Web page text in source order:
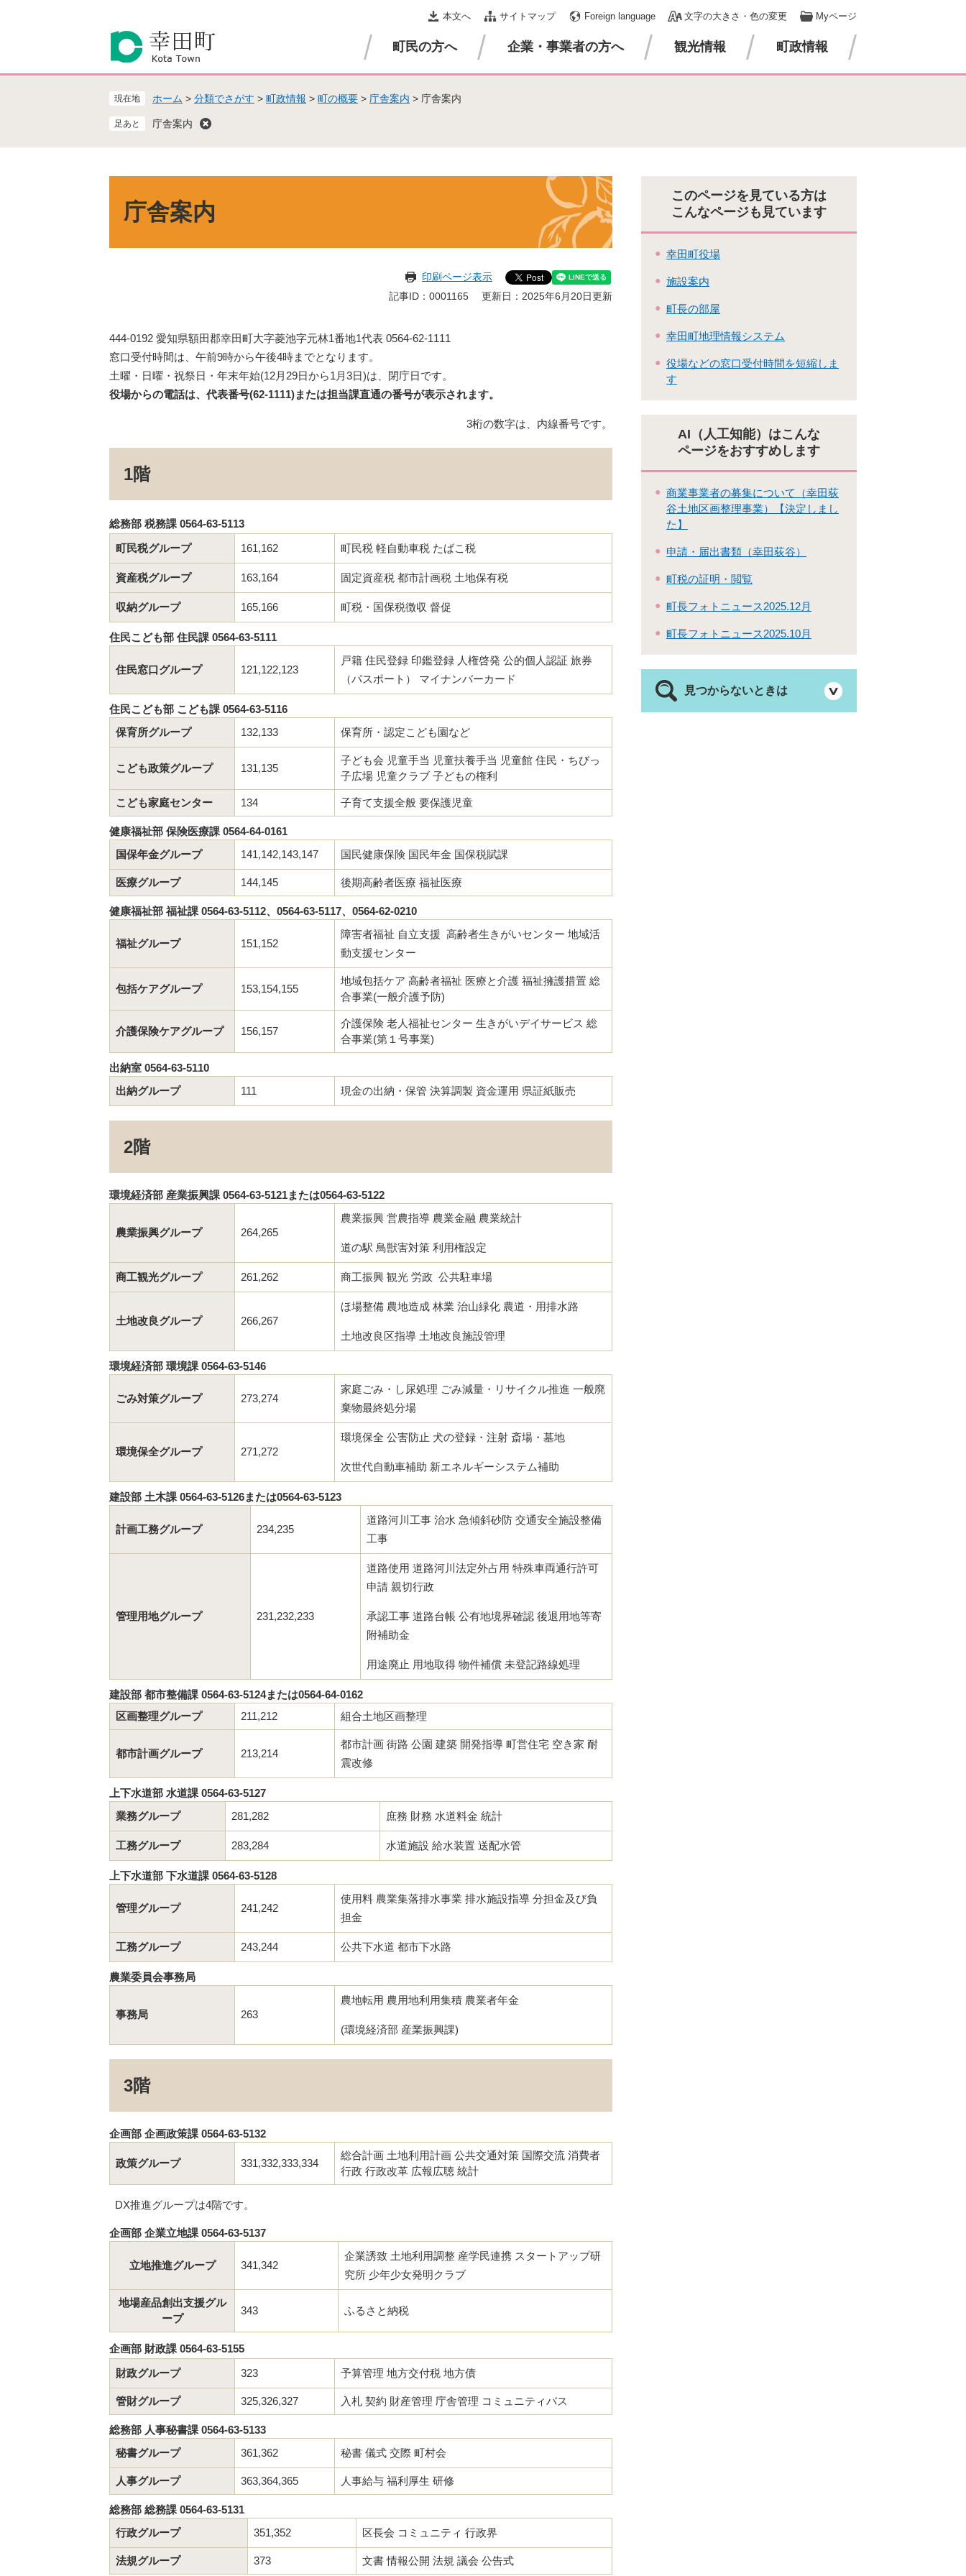
先
を
本
本文へ サイトマップ Foreign language 文字の大きさ・色の変更 Myページ
町民の方へ 企業・事業者の方へ 観光情報 町政情報
現在地 ホーム > 分類でさがす > 町政情報 > 町の概要 > 庁舎案内 > 庁舎案内
庁舎案内
庁舎案内
印刷ページ表示
記事ID：0001165
更新日：2025年6月20日更新
444-0192 愛知県額田郡幸田町大字菱池字元林1番地1代表 0564-62-1111
窓口受付時間は、午前9時から午後4時までとなります。
土曜・日曜・祝祭日・年末年始(12月29日から1月3日)は、閉庁日です。
役場からの電話は、代表番号(62-1111)または担当課直通の番号が表示されます。
3桁の数字は、内線番号です。
1階
総務部 税務課 0564-63-5113
町民税グループ
161,162 町民税 軽自動車税 たばこ税
資産税グループ 163,164 固定資産税 都市計画税 土地保有税
収納グループ 165,166 町税・国保税徴収 督促
住民こども部 住民課 0564-63-5111
住民窓口グループ 121,122,123
戸籍 住民登録 印鑑登録 人権啓発 公的個人認証 旅券
（パスポート） マイナンバーカード
住民こども部 こども課 0564-63-5116
保育所グループ
132,133 保育所・認定こども園など
こども政策グループ 131,135
子ども会 児童手当 児童扶養手当 児童館 住民・ちびっ
子広場 児童クラブ 子どもの権利
こども家庭センター 134 子育て支援全般 要保護児童
健康福祉部 保険医療課 0564-64-0161
国保年金グループ
141,142,143,147 国民健康保険 国民年金 国保税賦課
医療グループ 144,145 後期高齢者医療 福祉医療
健康福祉部 福祉課 0564-63-5112、0564-63-5117、0564-62-0210
福祉グループ 151,152
障害者福祉 自立支援 高齢者生きがいセンター 地域活
動支援センター
包括ケアグループ 153,154,155
地域包括ケア 高齢者福祉 医療と介護 福祉擁護措置 総
合事業(一般介護予防)
介護保険ケアグループ 156,157
介護保険 老人福祉センター 生きがいデイサービス 総
合事業(第１号事業)
出納室 0564-63-5110
出納グループ
111 現金の出納・保管 決算調製 資金運用 県証紙販売
2階
環境経済部 産業振興課 0564-63-5121または0564-63-5122
農業振興グループ 264,265
農業振興 営農指導 農業金融 農業統計
道の駅 鳥獣害対策 利用権設定
商工観光グループ 261,262 商工振興 観光 労政 公共駐車場
土地改良グループ 266,267
ほ場整備 農地造成 林業 治山緑化 農道・用排水路
土地改良区指導 土地改良施設管理
環境経済部 環境課 0564-63-5146
ごみ対策グループ 273,274
家庭ごみ・し尿処理 ごみ減量・リサイクル推進 一般廃
棄物最終処分場
環境保全グループ 271,272
環境保全 公害防止 犬の登録・注射 斎場・墓地
次世代自動車補助 新エネルギーシステム補助
建設部 土木課 0564-63-5126または0564-63-5123
計画工務グループ 234,235
道路河川工事 治水 急傾斜砂防 交通安全施設整備
工事
管理用地グループ 231,232,233
道路使用 道路河川法定外占用 特殊車両通行許可
申請 親切行政
承認工事 道路台帳 公有地境界確認 後退用地等寄
附補助金
用途廃止 用地取得 物件補償 未登記路線処理
建設部 都市整備課 0564-63-5124または0564-64-0162
区画整理グループ
211,212 組合土地区画整理
都市計画グループ 213,214
都市計画 街路 公園 建築 開発指導 町営住宅 空き家 耐
震改修
上下水道部 水道課 0564-63-5127
業務グループ
281,282 庶務 財務 水道料金 統計
工務グループ 283,284 水道施設 給水装置 送配水管
上下水道部 下水道課 0564-63-5128
管理グループ 241,242
使用料 農業集落排水事業 排水施設指導 分担金及び負
担金
工務グループ 243,244 公共下水道 都市下水路
農業委員会事務局
事務局 263
農地転用 農用地利用集積 農業者年金
(環境経済部 産業振興課)
3階
企画部 企画政策課 0564-63-5132
政策グループ 331,332,333,334
総合計画 土地利用計画 公共交通対策 国際交流 消費者
行政 行政改革 広報広聴 統計
DX推進グループは4階です。
企画部 企業立地課 0564-63-5137
立地推進グループ 341,342
企業誘致 土地利用調整 産学民連携 スタートアップ研
究所 少年少女発明クラブ
地場産品創出支援グル
ープ
343 ふるさと納税
企画部 財政課 0564-63-5155
財政グループ
323 予算管理 地方交付税 地方債
管財グループ 325,326,327 入札 契約 財産管理 庁舎管理 コミュニティバス
総務部 人事秘書課 0564-63-5133
秘書グループ
361,362 秘書 儀式 交際 町村会
人事グループ 363,364,365 人事給与 福利厚生 研修
総務部 総務課 0564-63-5131
行政グループ
351,352 区長会 コミュニティ 行政界
法規グループ 373 文書 情報公開 法規 議会 公告式
このページを見ている方は
こんなページも見ています
幸田町役場
施設案内
町長の部屋
幸田町地理情報システム
役場などの窓口受付時間を短縮しま
す
AI（人工知能）はこんな
ページをおすすめします
商業事業者の募集について（幸田荻
谷土地区画整理事業）【決定しまし
た】
申請・届出書類（幸田荻谷）
町税の証明・閲覧
町長フォトニュース2025.12月
町長フォトニュース2025.10月
見つからないときは